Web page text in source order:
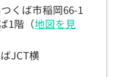
くば市稲岡66-1
1階（地図を見
JCT横